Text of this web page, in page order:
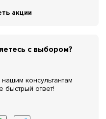
акции
с выбором?
консультантам
быстрый ответ!